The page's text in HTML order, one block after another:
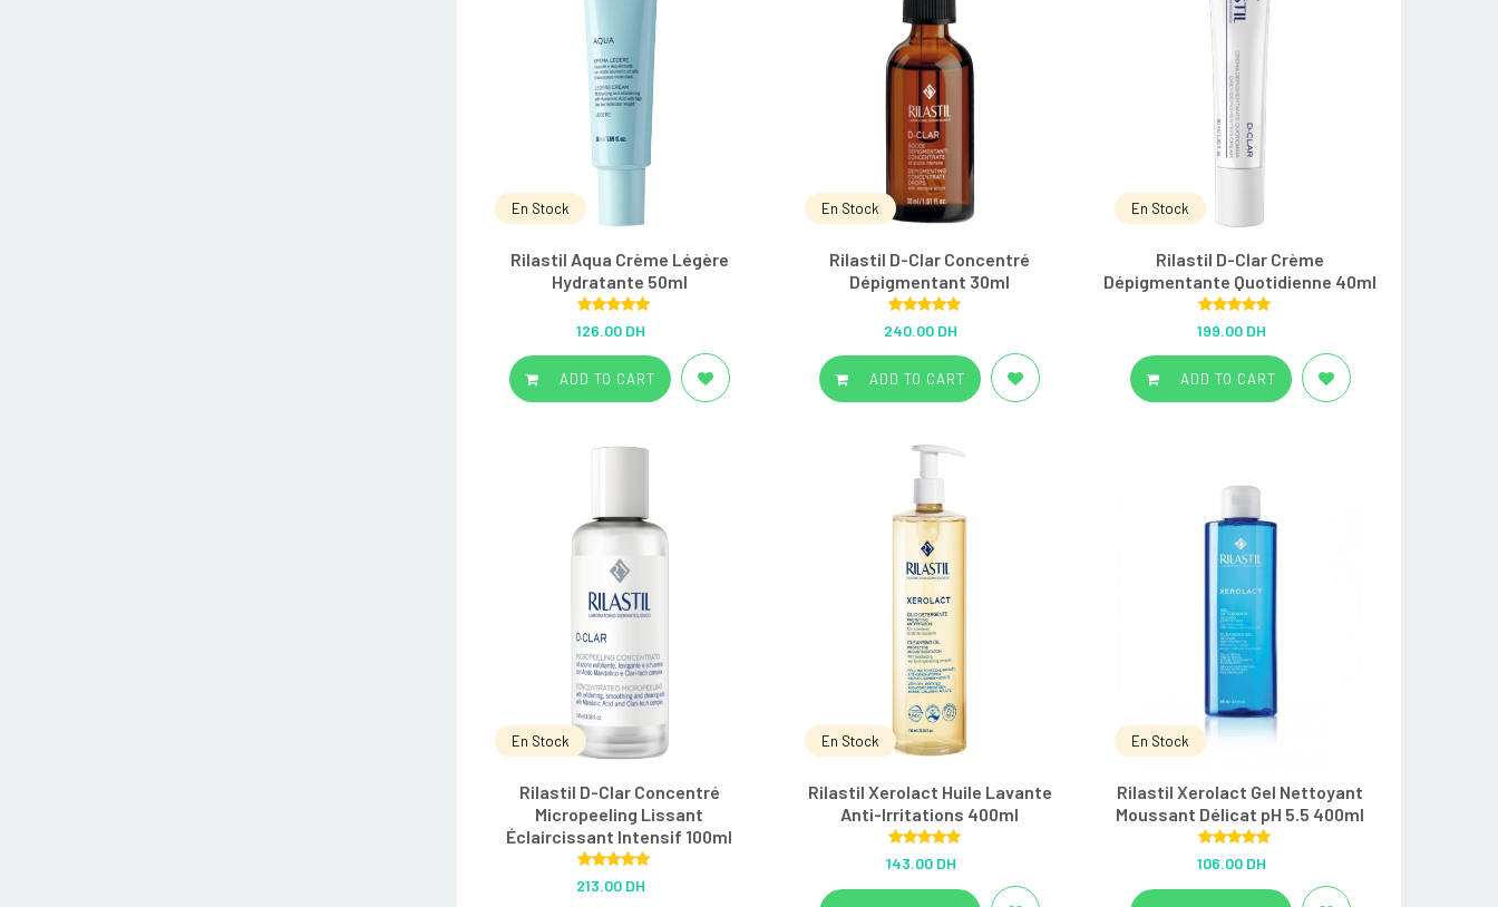
En Stock
Rilastil Aqua Crème Légère
Hydratante 50ml
out of 5
126.00 DH
ADD TO CART
En Stock
Rilastil D-Clar Concentré
Dépigmentant 30ml
out of 5
240.00 DH
ADD TO CART
En Stock
Rilastil D-Clar Crème
Dépigmentante Quotidienne 40ml
out of 5
199.00 DH
ADD TO CART
En Stock
Rilastil D-Clar Concentré
Micropeeling Lissant
Éclaircissant Intensif 100ml
Rated 5.00
out of 5
213.00 DH
En Stock
Rilastil Xerolact Huile Lavante
Anti-Irritations 400ml
Rated 5.00
out of 5
143.00 DH
En Stock
Rilastil Xerolact Gel Nettoyant
Moussant Délicat pH 5.5 400ml
Rated 5.00
out of 5
106.00 DH